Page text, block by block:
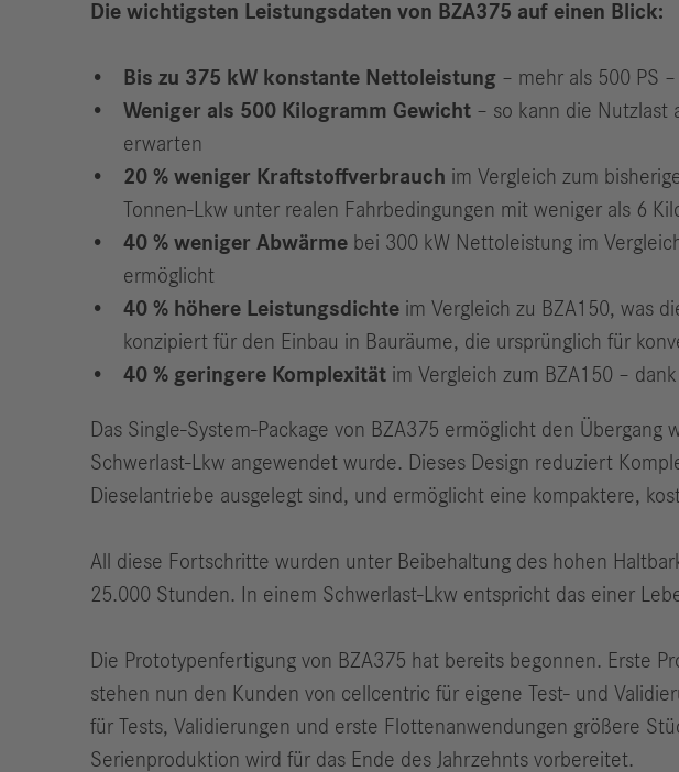
Die wichtigsten Leistungsdaten von BZA375 auf einen Blick:
Bis zu 375 kW konstante Nettoleistung – mehr als 500 PS
Weniger als 500 Kilogramm Gewicht – so kann die Nutzlast
erwarten
20 % weniger Kraftstoffverbrauch im Vergleich zum
Tonnen-Lkw unter realen Fahrbedingungen mit weniger als 6
40 % weniger Abwärme bei 300 kW Nettoleistung im
ermöglicht
40 % höhere Leistungsdichte im Vergleich zu BZA150, was
konzipiert für den Einbau in Bauräume, die ursprünglich für
40 % geringere Komplexität im Vergleich zum BZA150 –
Das Single-System-Package von BZA375 ermöglicht den
Schwerlast-Lkw angewendet wurde. Dieses Design reduziert
Dieselantriebe ausgelegt sind, und ermöglicht eine kompaktere,
All diese Fortschritte wurden unter Beibehaltung des hohen
25.000 Stunden. In einem Schwerlast-Lkw entspricht das einer
Die Prototypenfertigung von BZA375 hat bereits begonnen. Erste
stehen nun den Kunden von cellcentric für eigene Test- und
für Tests, Validierungen und erste Flottenanwendungen größere
Serienproduktion wird für das Ende des Jahrzehnts vorbereitet.